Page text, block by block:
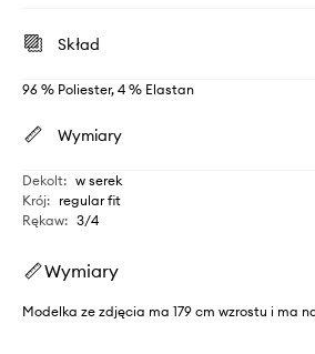
Skład
96 % Poliester, 4 % Elastan
Wymiary
Dekolt: w serek
Krój: regular fit
Rękaw: 3/4
Wymiary
Modelka ze zdjęcia ma 179 cm wzrostu i ma